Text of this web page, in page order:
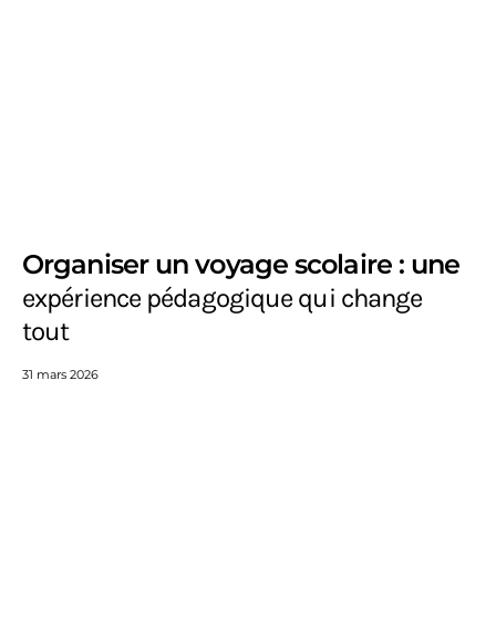
Organiser un voyage scolaire : une
expérience pédagogique qui change
tout
31 mars 2026